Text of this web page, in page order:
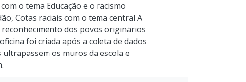
o tema Educação e o racismo
Cotas raciais com o tema central A
dos povos originários
foi criada após a coleta de dados
os muros da escola e